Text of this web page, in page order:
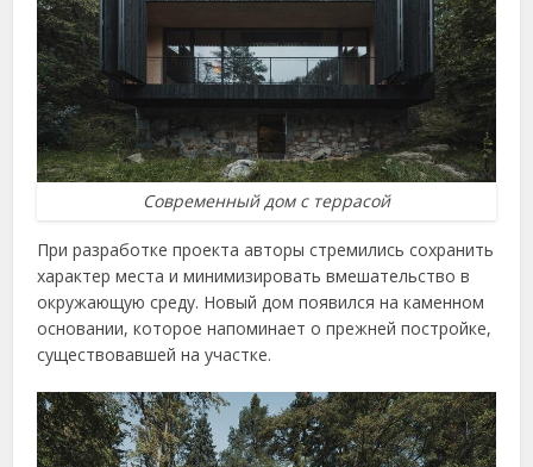
Современный дом с террасой
При разработке проекта авторы стремились сохранить
характер места и минимизировать вмешательство в
окружающую среду. Новый дом появился на каменном
основании, которое напоминает о прежней постройке,
существовавшей на участке.